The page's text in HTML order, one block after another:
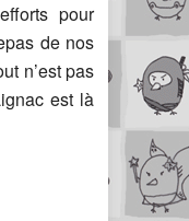
pour
de nos
n’est pas
est là